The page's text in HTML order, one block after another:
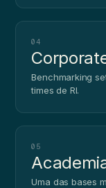
04
Benchmarking
times de RI.
05
Uma das bases